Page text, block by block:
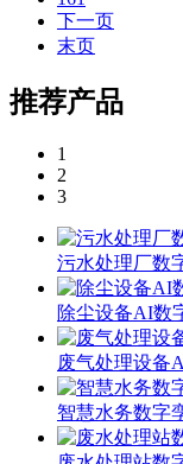
下一页
末页
推荐产品
1
2
3
污水处理厂数
除尘设备AI数
废气处理设备
智慧水务数字